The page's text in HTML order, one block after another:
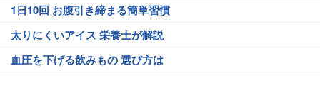
1日10回 お腹引き締まる簡単習慣
太りにくいアイス 栄養士が解説
血圧を下げる飲みもの 選び方は